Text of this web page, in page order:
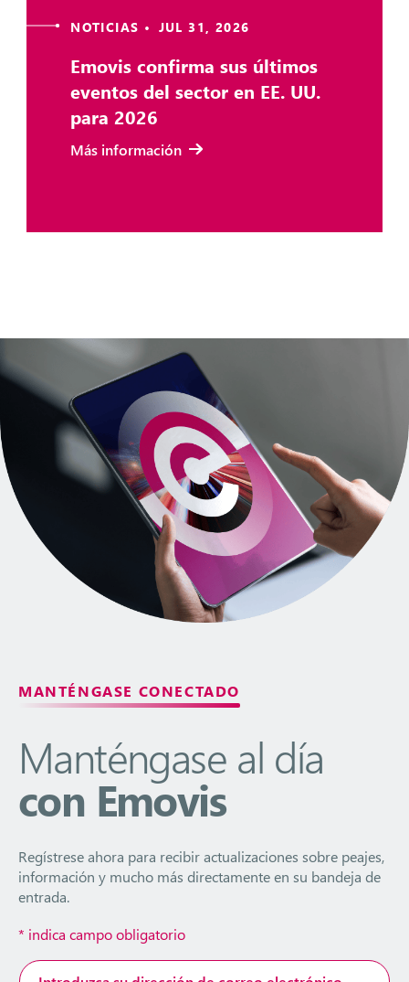
NOTICIAS • JUL 31, 2026
Emovis confirma sus últimos
eventos del sector en EE. UU.
para 2026
Más información
MANTÉNGASE CONECTADO
Manténgase al día
con Emovis
Regístrese ahora para recibir actualizaciones sobre peajes,
información y mucho más directamente en su bandeja de
entrada.
* indica campo obligatorio
Dirección